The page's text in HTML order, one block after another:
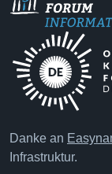
Danke an
Infrastruktur.